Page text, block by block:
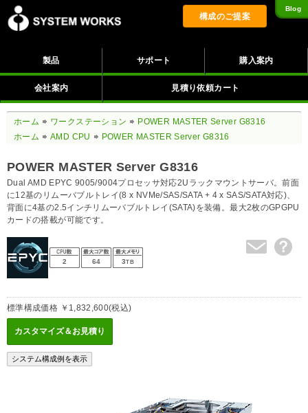
構成のご提案
Blog
製品 サポート 購入案内
会社案内 見積り依頼カート
ホーム ワークステーション
POWER MASTER Server G8316
ホーム
AMD CPU POWER MASTER Server G8316
POWER MASTER Server G8316
Dual AMD EPYC 9005/9004プロセッサ対応2Uラックマウントサーバ。前面
に12基のリムーバブルトレイ(8 x NVMe/SAS/SATA + 4 x SAS/SATA対応)、
背面に4基の2.5インチリムーバブルトレイ(SATA)を装備。最大2枚のGPGPU
カードの搭載が可能です。
2 64 3TB
標準構成価格 ￥1,832,600(税込)